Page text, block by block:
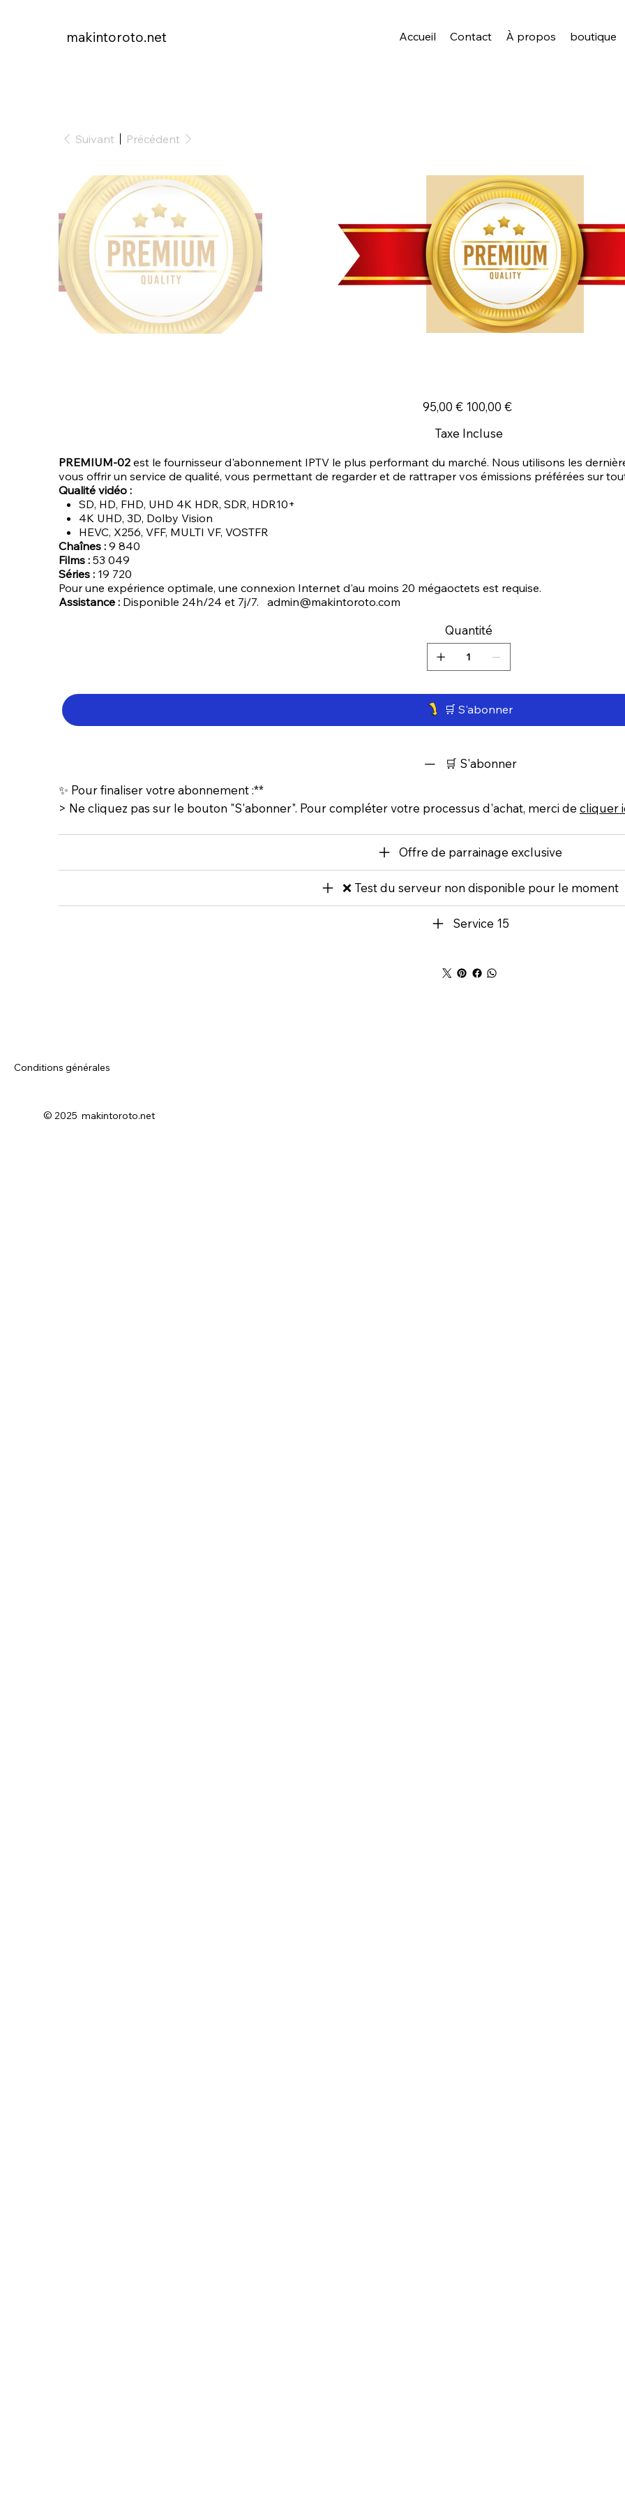
makintoroto.net Accueil Contact À propos boutique
Précédent
Suivant
Prix
d’origine
100,00 €
Prix
promotionnel
95,00 €
Taxe Incluse
PREMIUM-02 est le fournisseur d'abonnement IPTV le plus performant du marché. Nous utilisons les
vous offrir un service de qualité, vous permettant de regarder et de rattraper vos émissions préférées sur
Qualité vidéo :
SD, HD, FHD, UHD 4K HDR, SDR, HDR10+
4K UHD, 3D, Dolby Vision
HEVC, X256, VFF, MULTI VF, VOSTFR
Chaînes : 9 840
Films : 53 049
Séries : 19 720
Pour une expérience optimale, une connexion Internet d'au moins 20 mégaoctets est requise.
Assistance : Disponible 24h/24 et 7j/7. admin@makintoroto.com
Quantité
🛒 S'abonner
🛒 S'abonner
✨ Pour finaliser votre abonnement :**
> Ne cliquez pas sur le bouton "S'abonner". Pour compléter votre processus d'achat, merci de cliquer
Offre de parrainage exclusive
❌ Test du serveur non disponible pour le moment
Service 15
Conditions générales
© 2025 makintoroto.net